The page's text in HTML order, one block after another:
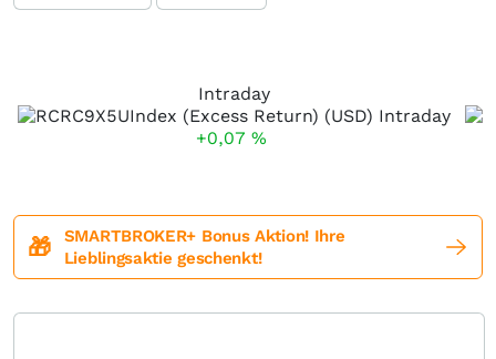
Intraday
+0,07 %
🎁
SMARTBROKER+ Bonus Aktion! Ihre
Lieblingsaktie geschenkt!